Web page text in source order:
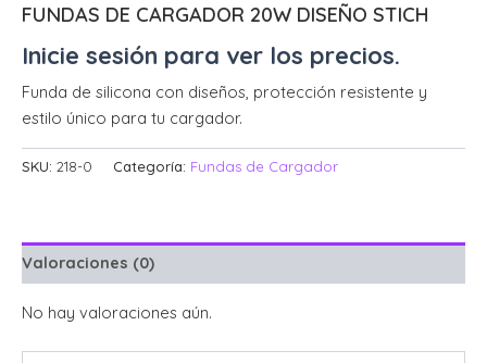
FUNDAS DE CARGADOR 20W DISEÑO STICH
Inicie sesión para ver los precios.
Funda de silicona con diseños, protección resistente y
estilo único para tu cargador.
SKU: 218-0 Categoría: Fundas de Cargador
Valoraciones (0)
No hay valoraciones aún.